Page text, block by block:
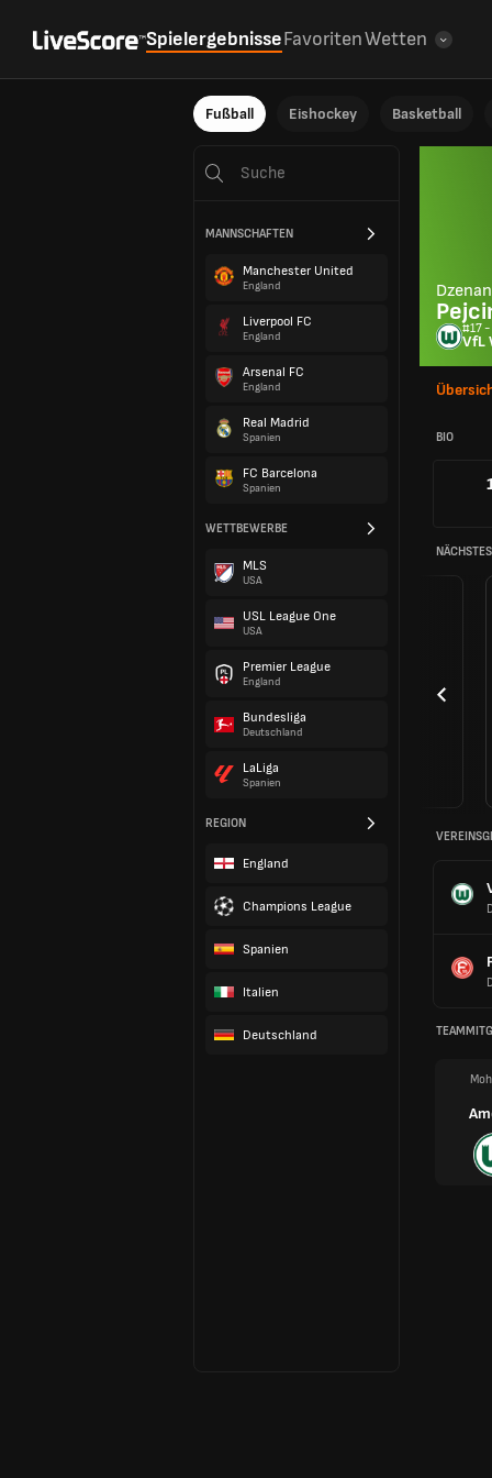
SpielergebnisseFavoritenWetten
Fußball Eishockey Basketball
MANNSCHAFTEN
Manchester United
England
Liverpool FC
England
Arsenal FC
England
Real Madrid
Spanien
FC Barcelona
Spanien
WETTBEWERBE
MLS
USA
USL League One
USA
Premier League
England
Bundesliga
Deutschland
LaLiga
Spanien
REGION
England
Champions League
Spanien
Italien
Deutschland
Dzenan
#17 -
VfL
BIO